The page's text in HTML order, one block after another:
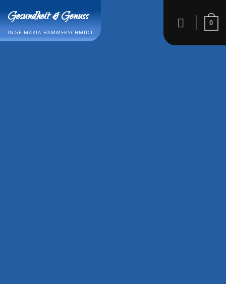
Inhalt
springen
Gesundheit & Genuss
INGE MARIA HAMMERSCHMIDT
0